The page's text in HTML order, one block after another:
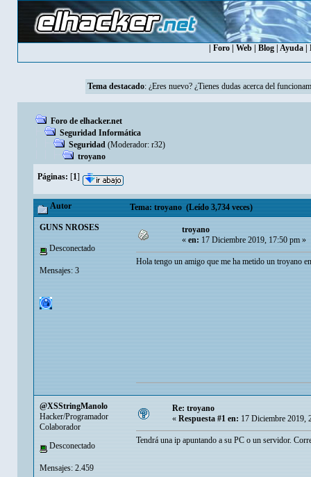
Foro Web Blog Ayuda
Tema destacado: ¿Eres nuevo? ¿Tienes dudas acerca del
Foro de elhacker.net
Seguridad Informática
Seguridad (Moderador: r32)
troyano
Páginas: [1]
Autor Tema: troyano (Leído 3,734 veces)
GUNS NROSES
Desconectado
Mensajes: 3
troyano
«en:17 Diciembre 2019, 17:50 pm »
Hola tengo un amigo que me ha metido un troyano
@XSStringManolo
Hacker/Programador
Colaborador
Desconectado
Mensajes: 2.459
Re: troyano
« Respuesta #1 en: 17 Diciembre 2019,
Tendrá una ip apuntando a su PC o un servidor.